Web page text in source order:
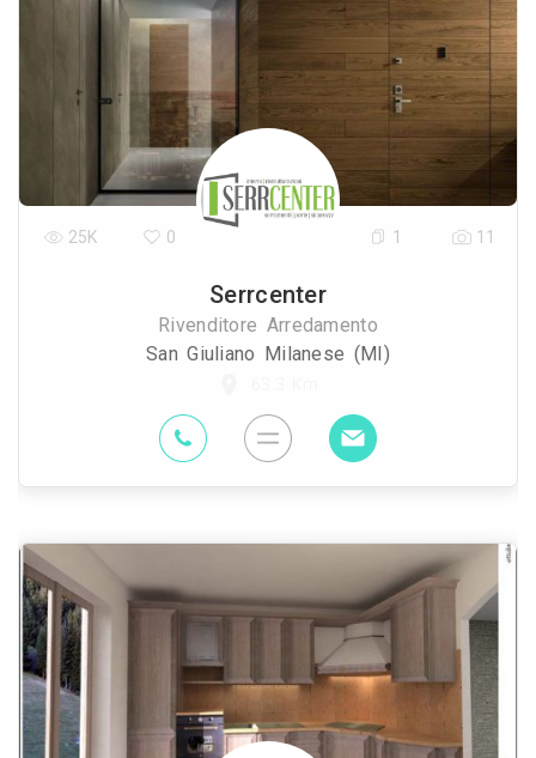
Serrcenter
Rivenditore Arredamento
San Giuliano Milanese (MI)
25K 0 1 11